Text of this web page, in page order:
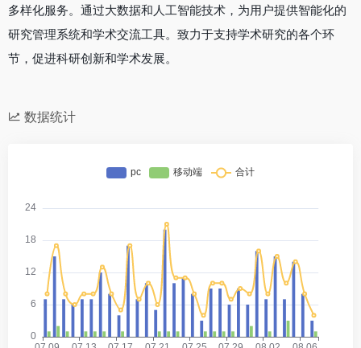
多样化服务。通过大数据和人工智能技术，为用户提供智能化的
研究管理系统和学术交流工具。致力于支持学术研究的各个环
节，促进科研创新和学术发展。
数据统计